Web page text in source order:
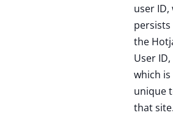
user ID,
persists
the
User ID,
which is
unique
that